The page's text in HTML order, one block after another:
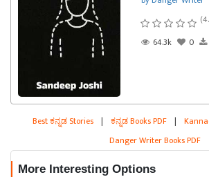
64.3k
0
Best ಕನ್ನಡ Stories | ಕನ್ನಡ Books PDF |
Danger Writer Books PDF
More Interesting Options